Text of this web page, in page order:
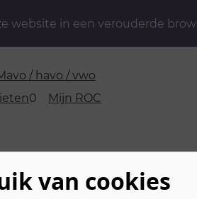
website in een verouderde
/ havo / vwo
0 favorieten
Mijn ROC
werkend kok
van cookies